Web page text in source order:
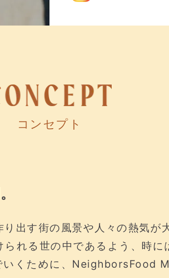
コンセプト
出す街の風景や人々の熱気が
れる世の中であるよう、時に
いくために、NeighborsFood